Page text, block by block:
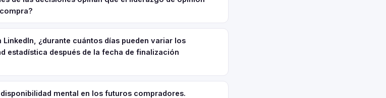
¿durante cuántos días pueden variar los
estadística después de la fecha de finalización
mental en los futuros compradores.